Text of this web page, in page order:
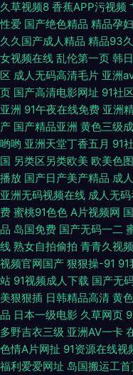
亚洲97色 超碰91大香蕉 久草
伦品 三级黄色白丝网站 AV
97在线草 91夫妻大香蕉 福
天堂aV片 成人国产自拍 激情
线视
久草视频8 香蕉APP污视频
性爱 国产绝色精品 精品孕
久久国产成人精品 精品93
女视频在线 乱伦第一页 韩
区 成人无码高清毛片 亚洲
页 国产高清电影网址 91社
亚洲 91午夜在线免费 亚洲
产 国产精品亚洲 黄色三级
哟哟 亚洲天堂丁香五月 91
国 另类区另类欧美 欧美色
播放 国产日产美产精品 成
亚洲无码视频在线 成人无
费 蜜桃91色色 A片视频网
品 岛国免费 国产无码一二
线 熟女自拍偷拍 青青久视频
视频官网国产 狠狠操-91 91
站 91视频成人下载 国产无
美狠狠插 日韩精品高清 黄
品 日本一级电影 久草网页
多野吉衣三级 亚洲AV一卡
色情A片网扯 91资源在线视
福利爱爱网址 岛国搬运工